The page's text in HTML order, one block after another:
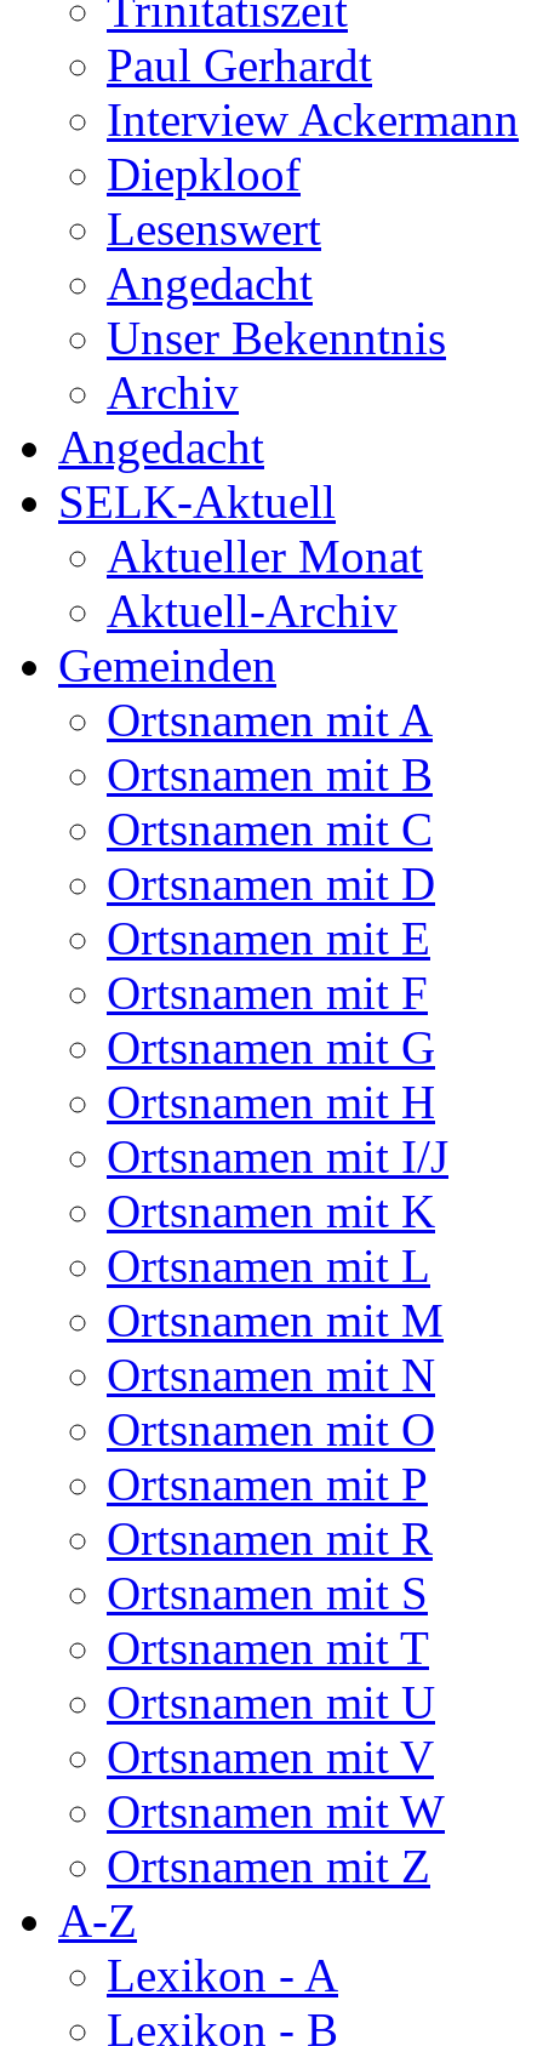
Paul Gerhardt
Interview Ackermann
Diepkloof
Lesenswert
Angedacht
Unser Bekenntnis
Archiv
Angedacht
SELK-Aktuell
Aktueller Monat
Aktuell-Archiv
Gemeinden
Ortsnamen mit A
Ortsnamen mit B
Ortsnamen mit C
Ortsnamen mit D
Ortsnamen mit E
Ortsnamen mit F
Ortsnamen mit G
Ortsnamen mit H
Ortsnamen mit I/J
Ortsnamen mit K
Ortsnamen mit L
Ortsnamen mit M
Ortsnamen mit N
Ortsnamen mit O
Ortsnamen mit P
Ortsnamen mit R
Ortsnamen mit S
Ortsnamen mit T
Ortsnamen mit U
Ortsnamen mit V
Ortsnamen mit W
Ortsnamen mit Z
A-Z
Lexikon - A
Lexikon - B